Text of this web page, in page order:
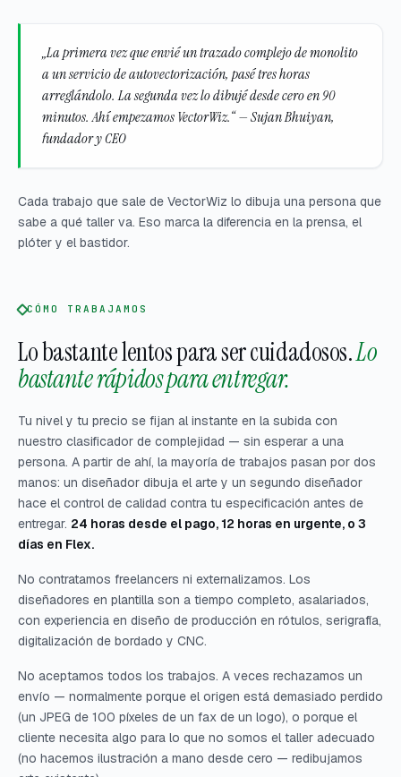
„La primera vez que envié un trazado complejo de monolito
a un servicio de autovectorización, pasé tres horas
arreglándolo. La segunda vez lo dibujé desde cero en 90
minutos. Ahí empezamos VectorWiz.“ — Sujan Bhuiyan,
fundador y CEO
Cada trabajo que sale de VectorWiz lo dibuja una persona que
sabe a qué taller va. Eso marca la diferencia en la prensa, el
plóter y el bastidor.
CÓMO TRABAJAMOS
Lo bastante lentos para ser cuidadosos.Lo
bastante rápidos para entregar.
Tu nivel y tu precio se fijan al instante en la subida con
nuestro clasificador de complejidad — sin esperar a una
persona. A partir de ahí, la mayoría de trabajos pasan por dos
manos: un diseñador dibuja el arte y un segundo diseñador
hace el control de calidad contra tu especificación antes de
entregar. 24 horas desde el pago, 12 horas en urgente, o 3
días en Flex.
No contratamos freelancers ni externalizamos. Los
diseñadores en plantilla son a tiempo completo, asalariados,
con experiencia en diseño de producción en rótulos, serigrafía,
digitalización de bordado y CNC.
No aceptamos todos los trabajos. A veces rechazamos un
envío — normalmente porque el origen está demasiado perdido
(un JPEG de 100 píxeles de un fax de un logo), o porque el
cliente necesita algo para lo que no somos el taller adecuado
(no hacemos ilustración a mano desde cero — redibujamos